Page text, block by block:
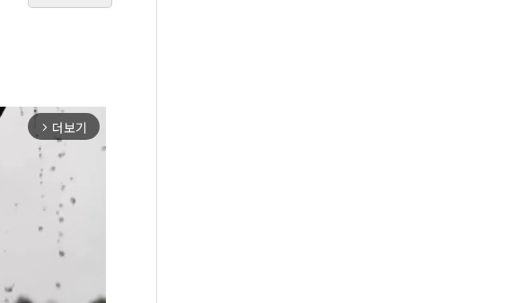
arrow_forward_ios 더보기